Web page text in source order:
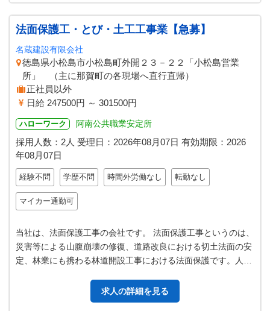
法面保護工・とび・土工工事業【急募】
名蔵建設有限会社
徳島県小松島市小松島町外開２３－２２「小松島営業
所」 （主に那賀町の各現場へ直行直帰）
正社員以外
日給 247500円 ～ 301500円
ハローワーク 阿南公共職業安定所
採用人数：2人 受理日： 2026年08月07日 有効期限： 2026
年08月07日
経験不問 学歴不問 時間外労働なし 転勤なし
マイカー通勤可
当社は、法面保護工事の会社です。 法面保護工事というのは、
災害等による山腹崩壊の修復、道路改良における切土法面の安
定、林業にも携わる林道開設工事における法面保護です。人々
求人の詳細を見る